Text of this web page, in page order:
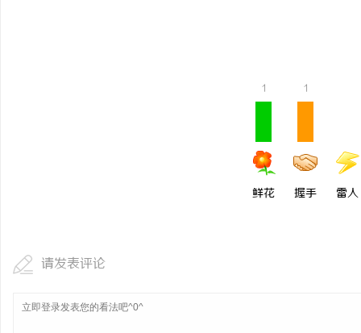
1
鲜花
1
握手 雷人
请发表评论